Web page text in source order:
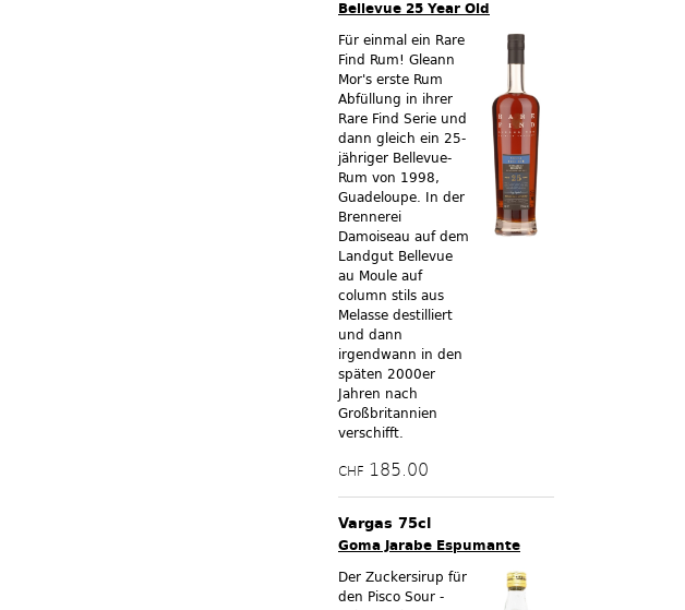
Bellevue 25 Year Old
Für einmal ein Rare
Find Rum! Gleann
Mor's erste Rum
Abfüllung in ihrer
Rare Find Serie und
dann gleich ein 25-
jähriger Bellevue-
Rum von 1998,
Guadeloupe. In der
Brennerei
Damoiseau auf dem
Landgut Bellevue
au Moule auf
column stils aus
Melasse destilliert
und dann
irgendwann in den
späten 2000er
Jahren nach
Großbritannien
verschifft.
CHF 185.00
Vargas 75cl
Goma Jarabe Espumante
Der Zuckersirup für
den Pisco Sour -